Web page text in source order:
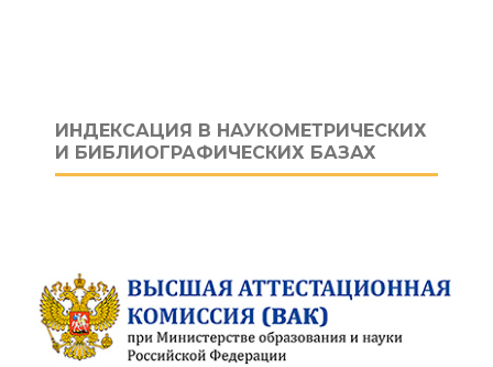
ИНДЕКСАЦИЯ В НАУКОМЕТРИЧЕСКИХ
И БИБЛИОГРАФИЧЕСКИХ БАЗАХ